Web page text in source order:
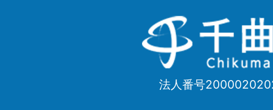
千
曲
Chikuma
法人番号